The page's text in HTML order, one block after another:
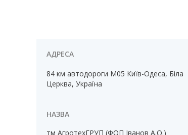
84 км автодороги М05 Київ-Одеса, Біла
Церква, Україна
тм АгротехГРУП (ФОП Іванов А.О.)